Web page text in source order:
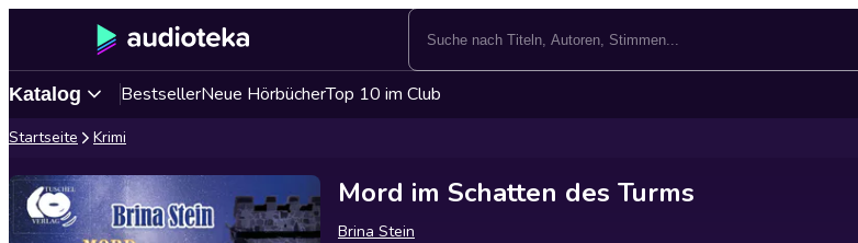
Katalog BestsellerNeue HörbücherTop 10 im Club
Startseite Krimi
Mord im Schatten des Turms
Brina Stein